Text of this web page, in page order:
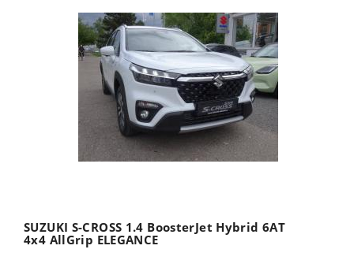
SUZUKI S-CROSS 1.4 BoosterJet Hybrid 6AT
4x4 AllGrip ELEGANCE